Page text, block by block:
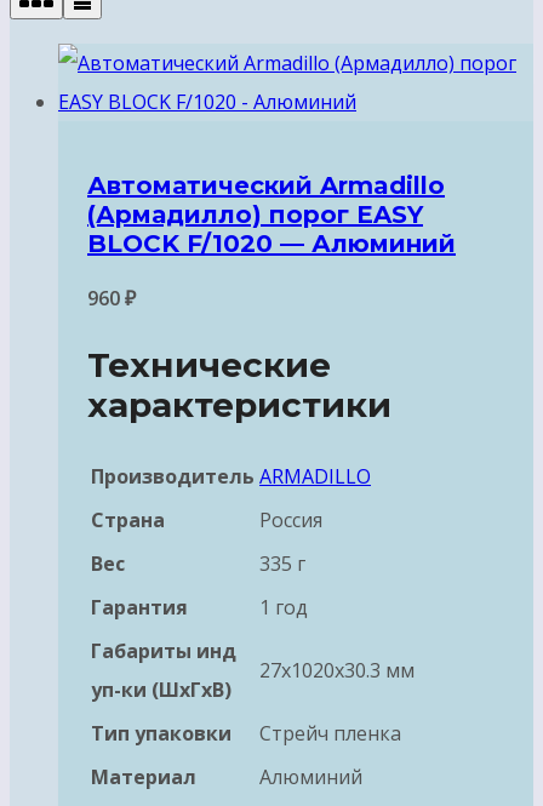
Автоматический Armadillo
(Армадилло) порог EASY
BLOCK F/1020 — Алюминий
960₽
Технические
характеристики
Производитель ARMADILLO
Страна
Россия
Вес
335 г
Гарантия
1 год
Габариты инд
уп-ки (ШхГхВ)
27x1020x30.3 мм
Тип упаковки
Стрейч пленка
Материал
Алюминий